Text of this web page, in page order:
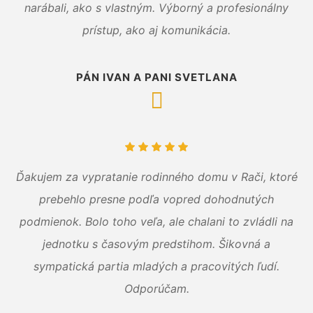
narábali, ako s vlastným. Výborný a profesionálny
prístup, ako aj komunikácia.
PÁN IVAN A PANI SVETLANA
Ďakujem za vypratanie rodinného domu v Rači, ktoré
prebehlo presne podľa vopred dohodnutých
podmienok. Bolo toho veľa, ale chalani to zvládli na
jednotku s časovým predstihom. Šikovná a
sympatická partia mladých a pracovitých ľudí.
Odporúčam.